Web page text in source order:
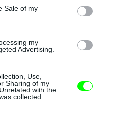
Sale of my
my
Advertising.
Use,
Sharing of my
with the
collected.
tömegben a Coachella
/ Getty